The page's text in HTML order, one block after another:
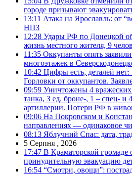
городе призывают
13:11 Атака на Ярославль: от
НПЗ
12:28 Удары РФ по Донецкой
жизнь местного жителя, 9
11:35 Оккупанты опять
многоэтажек в
10:42 Цифры есть, деталей нет:
Горловки от оккупантов.
09:59 Уничтожены 4
танка, 3 ед. броне-, 1 – спец- и
артиллерии. Потери РФ в
09:06 На Покровском и
направлениях — одинаковое
08:13 Яблучний Спас: дата,
5 Серпня , 2026
17:47 В Краматорской громаде
принудительную эвакуацию
16:54 “Смотри, овощи”: